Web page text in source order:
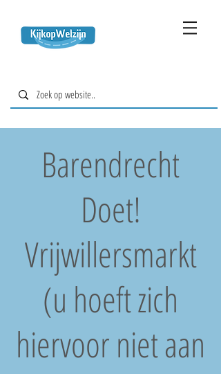
Barendrecht
Doet!
Vrijwillersmarkt
(u hoeft zich
hiervoor niet aan